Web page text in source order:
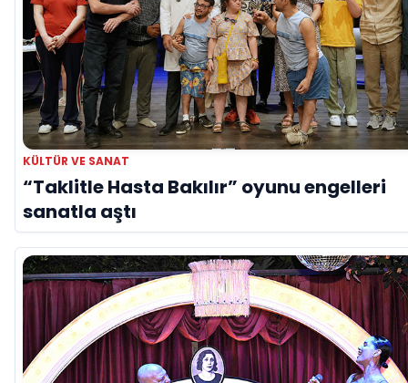
KÜLTÜR VE SANAT
“Taklitle Hasta Bakılır” oyunu engelleri
sanatla aştı